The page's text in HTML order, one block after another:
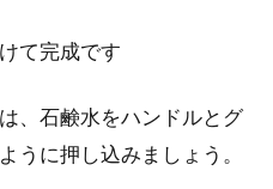
て完成です
、石鹸水をハンドルとグ
うに押し込みましょう。